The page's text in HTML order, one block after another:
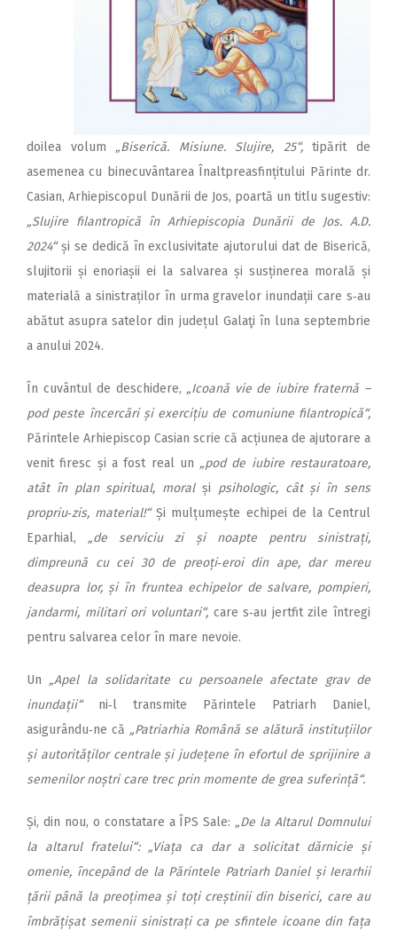
doilea volum „Biserică. Misiune. Slujire, 25“,tipărit de
asemenea cu binecuvântarea Înaltpreasfințitului Părinte dr.
Casian, Arhiepiscopul Dunării de Jos, poartă un titlu sugestiv:
„Slujire filantropică în Arhiepiscopia Dunării de Jos. A.D.
2024“și se dedică în exclusivitate ajutorului dat de Biserică,
slujitorii și enoriașii ei la salvarea și susținerea morală și
materială a sinistraților în urma gravelor inundații care s‑au
abătut asupra satelor din județul Galaţi în luna septembrie
a anului 2024.
În cuvântul de deschidere, „Icoană vie de iubire fraternă –
pod peste încercări și exercițiu de comuniune filantropică“,
Părintele Arhiepiscop Casian scrie că acțiunea de ajutorare a
venit firesc și a fost real un „pod de iubire restauratoare,
atât în plan spiritual, moral și psihologic, cât și în sens
propriu‑zis, material!“Și mulțumește echipei de la Centrul
Eparhial, „de serviciu zi și noapte pentru sinistrați,
dimpreună cu cei 30 de preoți‑eroi din ape, dar mereu
deasupra lor, și în fruntea echipelor de salvare, pompieri,
jandarmi, militari ori voluntari“,care s‑au jertfit zile întregi
pentru salvarea celor în mare nevoie.
Un „Apel la solidaritate cu persoanele afectate grav de
inun­dații“ ni‑l transmite Părintele Patriarh Daniel,
asigurându‑ne că „Patriarhia Română se alătură instituțiilor
și autorităților centrale și județene în efortul de sprijinire a
semenilor noștri care trec prin momente de grea suferință“.
Și, din nou, o constatare a ÎPS Sale: „De la Altarul Domnului
la altarul fratelui“: „Viața ca dar a solicitat dărnicie și
omenie, începând de la Părintele Patriarh Daniel și Ierarhii
țării până la preoțimea și toți creștinii din biserici, care au
îmbrățișat semenii sinistrați ca pe sfintele icoane din fața